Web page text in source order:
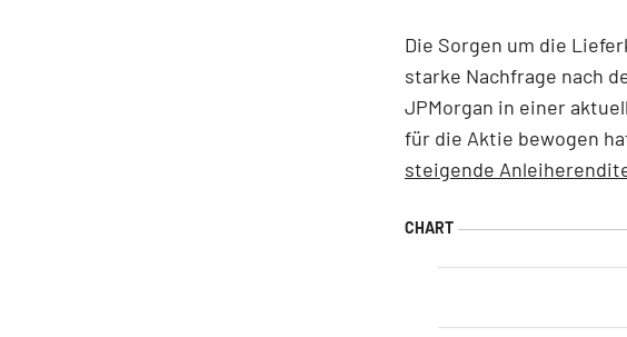
Die Sorgen um die
starke Nachfrage nach
JPMorgan in einer
für die Aktie bewogen
steigende